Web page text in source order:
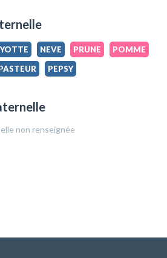
NEVE PRUNE
POMME
PEPSY
non renseignée